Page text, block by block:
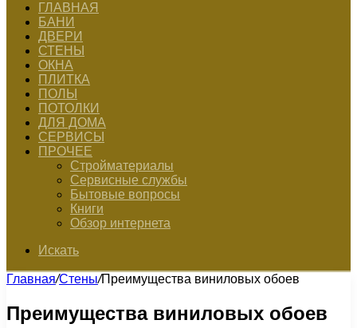
ГЛАВНАЯ
БАНИ
ДВЕРИ
СТЕНЫ
ОКНА
ПЛИТКА
ПОЛЫ
ПОТОЛКИ
ДЛЯ ДОМА
СЕРВИСЫ
ПРОЧЕЕ
Стройматериалы
Сервисные службы
Бытовые вопросы
Книги
Обзор интернета
Искать
Главная/Стены/Преимущества виниловых обоев
Преимущества виниловых обоев